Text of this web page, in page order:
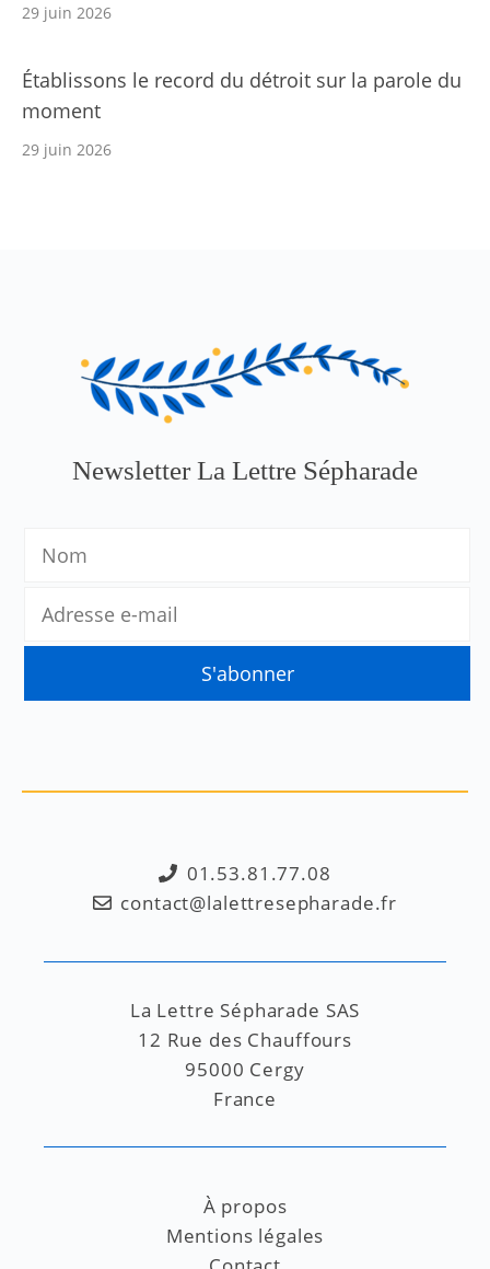
29 juin 2026
Établissons le record du détroit sur la parole du
moment
29 juin 2026
Newsletter La Lettre Sépharade
01.53.81.77.08
contact@lalettresepharade.fr
La Lettre Sépharade SAS
12 Rue des Chauffours
95000 Cergy
France
À propos
Mentions légales